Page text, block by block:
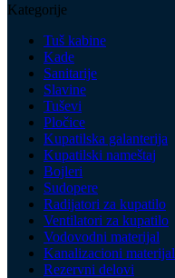
Kategorije
Tuš kabine
Kade
Sanitarije
Slavine
Tuševi
Pločice
Kupatilska galanterija
Kupatilski nameštaj
Bojleri
Sudopere
Radijatori za kupatilo
Ventilatori za kupatilo
Vodovodni materijal
Kanalizacioni materijal
Rezervni delovi